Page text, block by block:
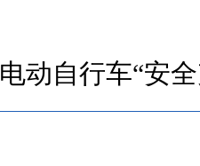
电动自行车“安